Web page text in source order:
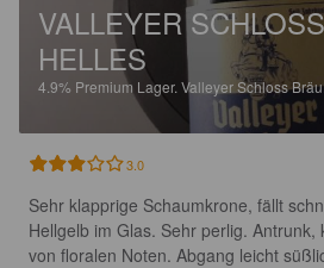
VALLEYER
HELLES
4.9% Premium Lager. Valleyer Schloss
3.0
Sehr klapprige Schaumkrone, fällt
Hellgelb im Glas. Sehr perlig.
von floralen Noten. Abgang leicht